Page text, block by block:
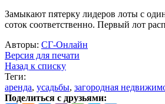
Замыкают пятерку лидеров лоты с
соток соответственно. Первый лот
Авторы: СГ-Онлайн
Версия для печати
Назад к списку
Теги:
аренда, усадьбы, загородная
Поделиться с друзьями: